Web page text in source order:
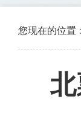
您现在的位置：